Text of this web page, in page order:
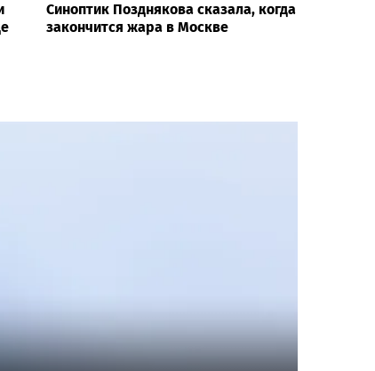
Синоптик Позднякова сказала, когда
закончится жара в Москве